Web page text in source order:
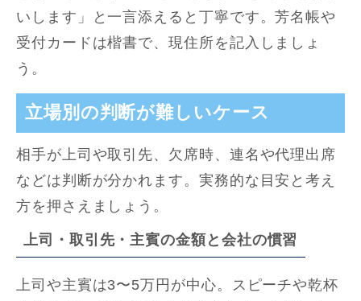
いします」と一言添えると丁寧です。芳名帳や
受付カードは楷書で、現住所を記入しましょ
う。
立場別の判断が難しいケース
相手が上司や取引先、欠席時、連名や代理出席
などは判断が分かれます。実務的な目安と考え
方を押さえましょう。
上司・取引先・主賓の金額と会社の慣習
上司や主賓は3〜5万円が中心。スピーチや乾杯